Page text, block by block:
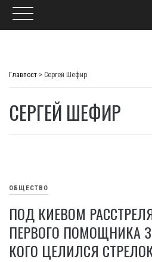
Главпост > Сергей Шефир
СЕРГЕЙ ШЕФИР
ОБЩЕСТВО
ПОД КИЕВОМ
ПЕРВОГО ПОМОЩНИКА
КОГО ЦЕЛИЛСЯ